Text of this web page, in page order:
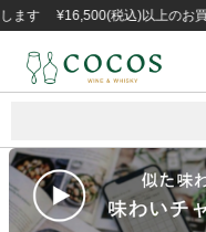
税込)以上のお買い上